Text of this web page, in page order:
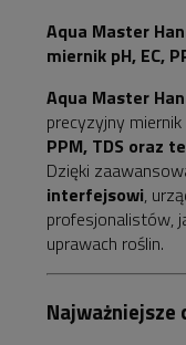
płatności
Aqua Master
miernik pH, EC,
Aqua Master
precyzyjny
PPM, TDS oraz
Dzięki
interfejsowi,
profesjonalistów,
uprawach roślin.
Najważniejsze